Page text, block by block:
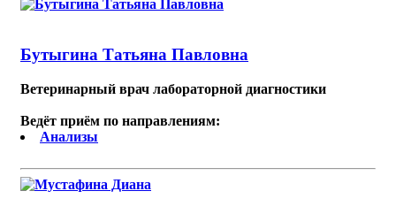
Бутыгина Татьяна Павловна
Ветеринарный врач лабораторной диагностики
Ведёт приём по направлениям:
Анализы